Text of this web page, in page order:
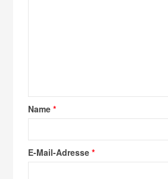
Name*
E-Mail-Adresse*